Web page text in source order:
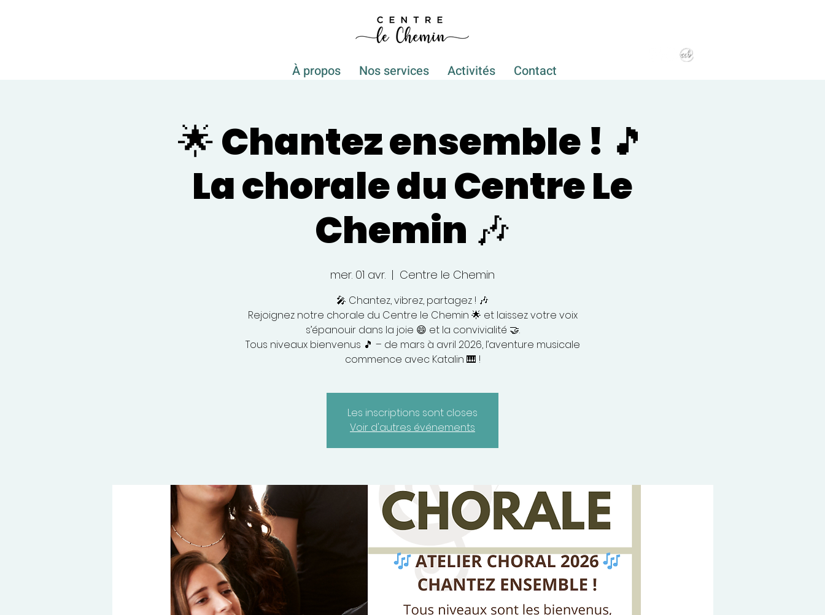
À propos Nos services Activités Contact
🌟 Chantez ensemble ! 🎵
La chorale du Centre Le
Chemin 🎶
mer. 01 avr.
  |
Centre le Chemin
🎤 Chantez, vibrez, partagez ! 🎶
Rejoignez notre chorale du Centre le Chemin 🌟 et laissez votre voix
s’épanouir dans la joie 😄 et la convivialité 🤝.
Tous niveaux bienvenus 🎵 – de mars à avril 2026, l’aventure musicale
commence avec Katalin 🎹 !
Les inscriptions sont closes
Voir d'autres événements